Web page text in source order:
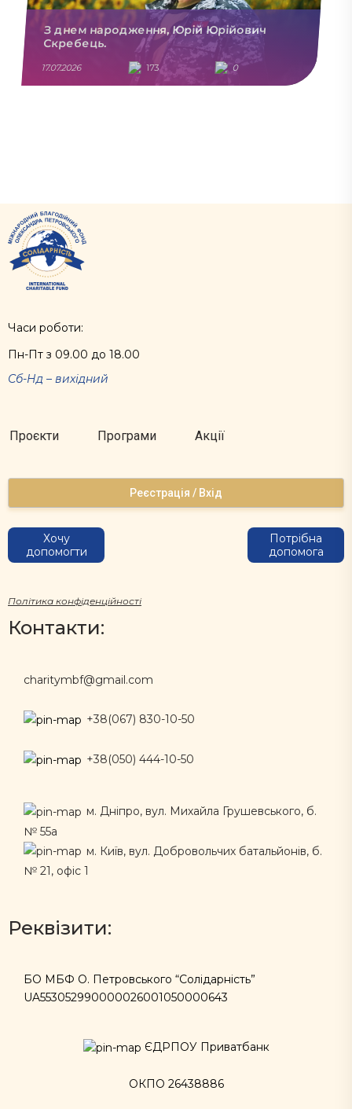
З днем народження, Юрій Юрійович
Скребець.
17.07.2026 173 0
Часи роботи:
Пн-Пт з 09.00 до 18.00
Сб-Нд – вихідний
Проєкти Програми Акції
Реєстрація / Вхід
Хочу
допомогти
Потрібна
допомога
Політика конфіденційності
Контакти:
charitymbf@gmail.com
+38(067) 830-10-50
+38(050) 444-10-50
м. Дніпро, вул. Михайла Грушевського, б.
№ 55а
м. Київ, вул. Добровольчих батальйонів, б.
№ 21, офіс 1
Реквізити:
БО МБФ О. Петровського “Солідарність”
UA553052990000026001050000643
ЄДРПОУ Приватбанк
ОКПО 26438886